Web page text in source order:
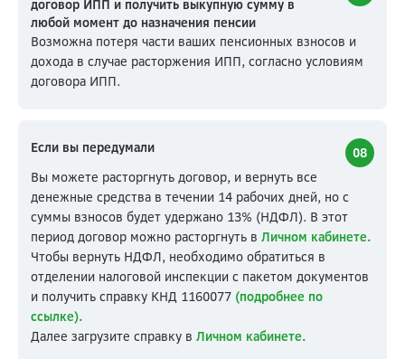
договор ИПП и получить выкупную сумму в
любой момент до назначения пенсии
Возможна потеря части ваших пенсионных взносов и
дохода в случае расторжения ИПП, согласно условиям
договора ИПП.
Если вы передумали
08
Вы можете расторгнуть договор, и вернуть все
денежные средства в течении 14 рабочих дней, но с
суммы взносов будет удержано 13% (НДФЛ). В этот
период договор можно расторгнуть в Личном кабинете.
Чтобы вернуть НДФЛ, необходимо обратиться в
отделении налоговой инспекции с пакетом документов
и получить справку КНД 1160077 (подробнее по
ссылке).
Далее загрузите справку в Личном кабинете.